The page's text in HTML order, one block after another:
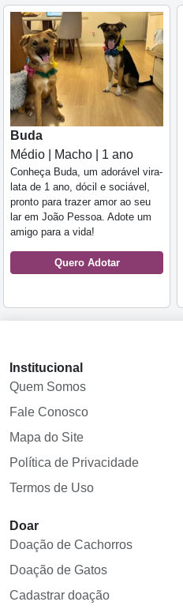
Buda
Médio | Macho | 1 ano
Conheça Buda, um adorável vira-
lata de 1 ano, dócil e sociável,
pronto para trazer amor ao seu
lar em João Pessoa. Adote um
amigo para a vida!
Quero Adotar
Institucional
Quem Somos
Fale Conosco
Mapa do Site
Política de Privacidade
Termos de Uso
Doar
Doação de Cachorros
Doação de Gatos
Cadastrar doação